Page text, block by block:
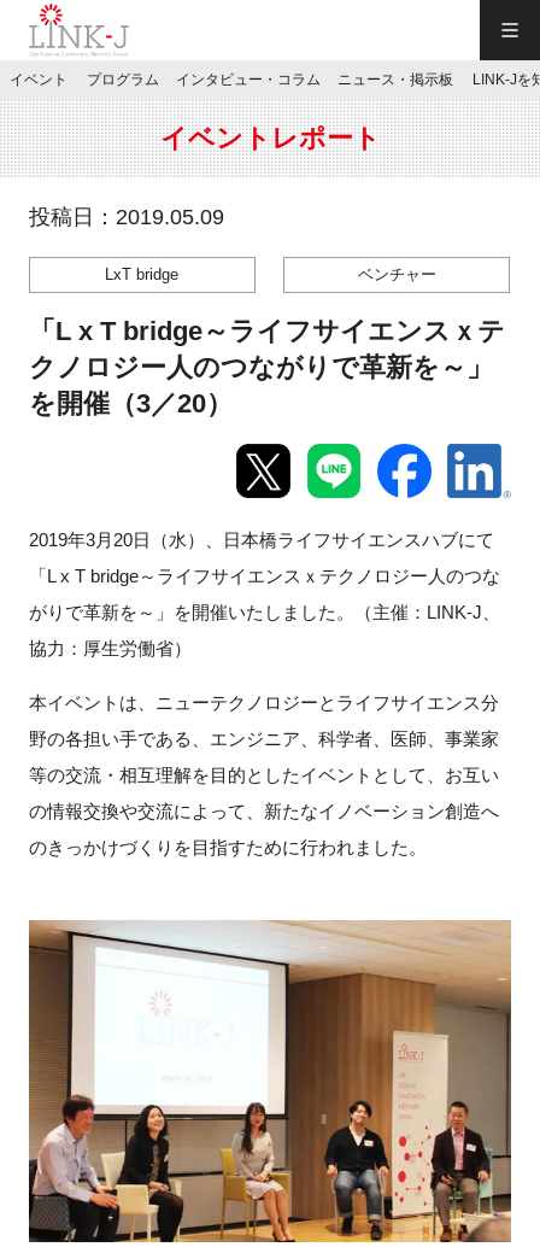
JP／EN
特別会員専用メニュー
施設ご予約
新規登録
イベント
プログラム
インタビュー・コラム
ニュース・掲示板
施設・アクセス
イベントお知らせメール登録
イベント プログラム インタビュー・コラム ニュース・掲示板 LINK-Jを
イベントレポート
投稿日：2019.05.09
LxT bridge ベンチャー
「L x T bridge～ライフサイエンスｘテ
クノロジー人のつながりで革新を～」
を開催（3／20）
2019年3月20日（水）、日本橋ライフサイエンスハブにて
「L x T bridge～ライフサイエンスｘテクノロジー人のつな
がりで革新を～」を開催いたしました。（主催：LINK-J、
協力：厚生労働省）
本イベントは、ニューテクノロジーとライフサイエンス分
野の各担い手である、エンジニア、科学者、医師、事業家
等の交流・相互理解を目的としたイベントとして、お互い
の情報交換や交流によって、新たなイノベーション創造へ
のきっかけづくりを目指すために行われました。